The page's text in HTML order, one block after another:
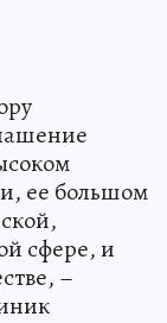
ее большом
сфере, и
–